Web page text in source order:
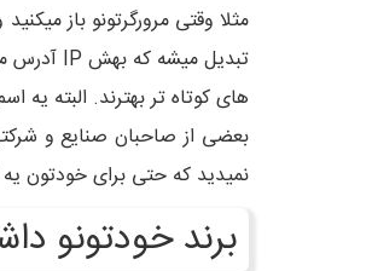
های کوتاه تر بهترند. البته یه
بعضی از صاحبان صنایع و
نمیدید که حتی برای خودتون
برند خودتونو